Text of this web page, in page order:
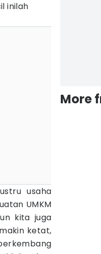
inilah
usaha
UMKM
kita juga
ketat,
More